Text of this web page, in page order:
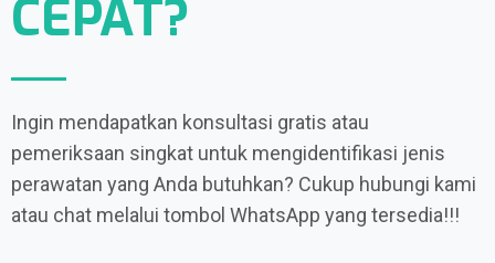
CEPAT?
Ingin mendapatkan konsultasi gratis atau
pemeriksaan singkat untuk mengidentifikasi jenis
perawatan yang Anda butuhkan? Cukup hubungi kami
atau chat melalui tombol WhatsApp yang tersedia!!!